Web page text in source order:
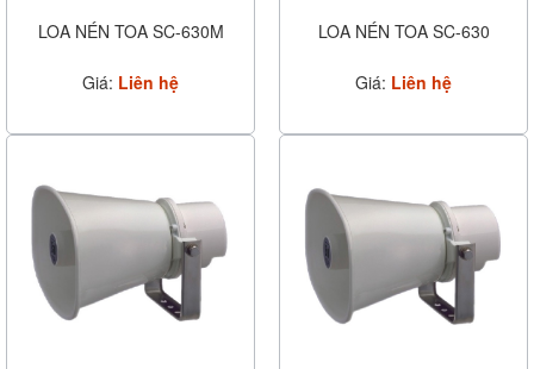
LOA NÉN TOA SC-630M
Giá: Liên hệ
LOA NÉN TOA SC-630
Giá: Liên hệ